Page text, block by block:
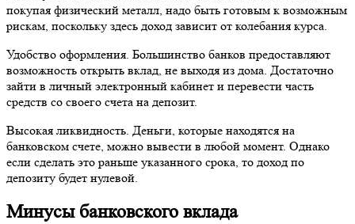
покупая физический металл, надо быть готовым к возможным
рискам, поскольку здесь доход зависит от колебания курса.
Удобство оформления. Большинство банков предоставляют
возможность открыть вклад, не выходя из дома. Достаточно
зайти в личный электронный кабинет и перевести часть
средств со своего счета на депозит.
Высокая ликвидность. Деньги, которые находятся на
банковском счете, можно вывести в любой момент. Однако
если сделать это раньше указанного срока, то доход по
депозиту будет нулевой.
Минусы банковского вклада